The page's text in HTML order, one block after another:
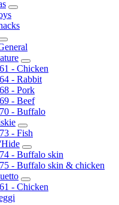
61 - Chicken
64 - Rabbit
68 - Pork
69 - Beef
70 - Buffalo
73 - Fish
74 - Buffalo skin
75 - Buffalo skin & chicken
61 - Chicken